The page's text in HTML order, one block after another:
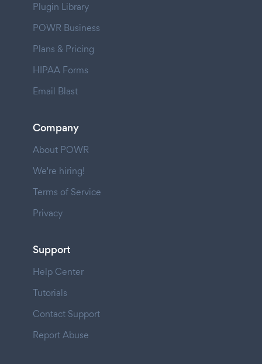
Plugin Library
POWR Business
Plans & Pricing
HIPAA Forms
Email Blast
Company
About POWR
We're hiring!
Terms of Service
Privacy
Support
Help Center
Tutorials
Contact Support
Report Abuse